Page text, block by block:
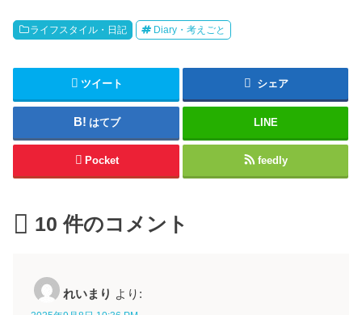
ライフスタイル・日記 Diary・考えごと
ツイート シェア
はてブ LINE
Pocket feedly
10 件のコメント
れいまり より: